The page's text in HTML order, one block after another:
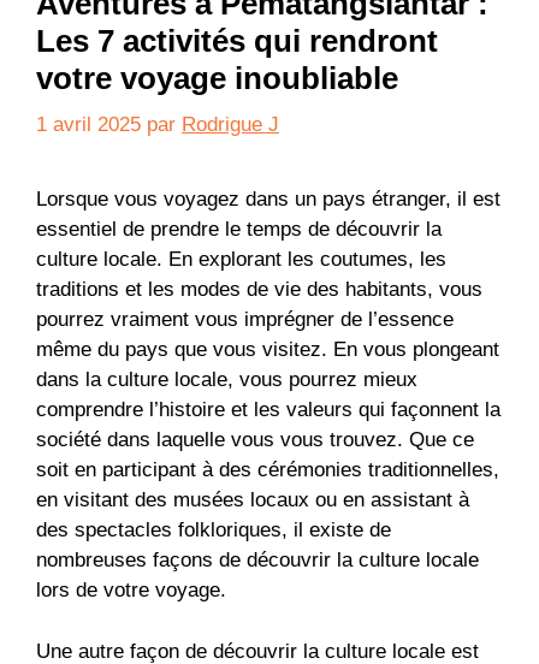
Les 7 activités qui rendront
votre voyage inoubliable
1 avril 2025 par Rodrigue J
Lorsque vous voyagez dans un pays étranger, il est
essentiel de prendre le temps de découvrir la
culture locale. En explorant les coutumes, les
traditions et les modes de vie des habitants, vous
pourrez vraiment vous imprégner de l’essence
même du pays que vous visitez. En vous plongeant
dans la culture locale, vous pourrez mieux
comprendre l’histoire et les valeurs qui façonnent la
société dans laquelle vous vous trouvez. Que ce
soit en participant à des cérémonies traditionnelles,
en visitant des musées locaux ou en assistant à
des spectacles folkloriques, il existe de
nombreuses façons de découvrir la culture locale
lors de votre voyage.
Une autre façon de découvrir la culture locale est